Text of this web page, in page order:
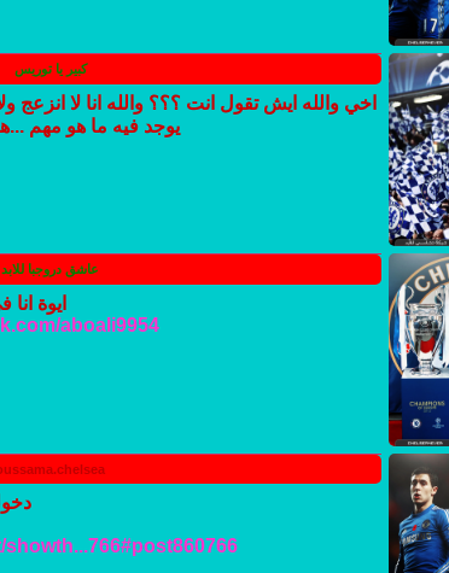
كبير يا توريس
اخي والله ايش تقول انت ؟؟؟ والله انا لا
يوجد فيه ما هو مهم
عاشق دروجبا للابد
ايوة
aboali9954